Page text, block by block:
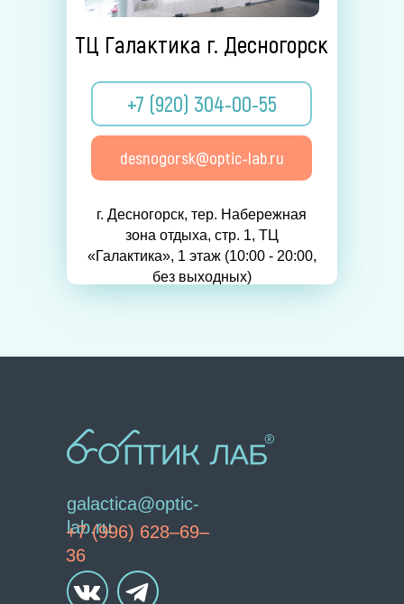
ТЦ Галактика г. Десногорск
+7 (920) 304-00-55
desnogorsk@optic-lab.ru
г. Десногорск, тер. Набережная
зона отдыха, стр. 1, ТЦ
«Галактика», 1 этаж (10:00 - 20:00,
без выходных)
galactica@optic-
lab.ru
+7 (996) 628–69–
36